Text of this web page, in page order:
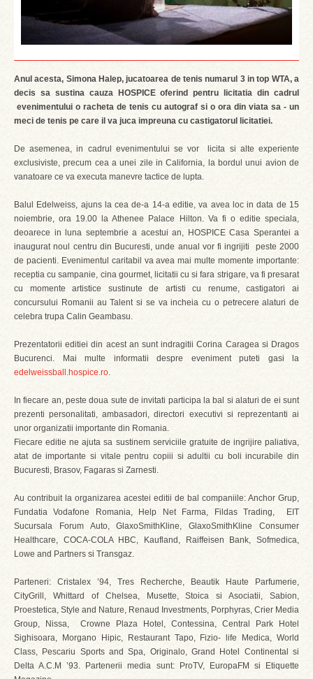
Anul acesta, Simona Halep, jucatoarea de tenis numarul 3 in top WTA, a
decis sa sustina cauza HOSPICE oferind pentru licitatia din cadrul
evenimentului o racheta de tenis cu autograf si o ora din viata sa - un
meci de tenis pe care il va juca impreuna cu castigatorul licitatiei.
De asemenea, in cadrul evenimentului se vor licita si alte experiente
exclusiviste, precum cea a unei zile in California, la bordul unui avion de
vanatoare ce va executa manevre tactice de lupta.
Balul Edelweiss, ajuns la cea de-a 14-a editie, va avea loc in data de 15
noiembrie, ora 19.00 la Athenee Palace Hilton. Va fi o editie speciala,
deoarece in luna septembrie a acestui an, HOSPICE Casa Sperantei a
inaugurat noul centru din Bucuresti, unde anual vor fi ingrijiti peste 2000
de pacienti. Evenimentul caritabil va avea mai multe momente importante:
receptia cu sampanie, cina gourmet, licitatii cu si fara strigare, va fi presarat
cu momente artistice sustinute de artisti cu renume, castigatori ai
concursului Romanii au Talent si se va incheia cu o petrecere alaturi de
celebra trupa Calin Geambasu.
Prezentatorii editiei din acest an sunt indragitii Corina Caragea si Dragos
Bucurenci. Mai multe informatii despre eveniment puteti gasi la
edelweissball.hospice.ro.
In fiecare an, peste doua sute de invitati participa la bal si alaturi de ei sunt
prezenti personalitati, ambasadori, directori executivi si reprezentanti ai
unor organizatii importante din Romania.
Fiecare editie ne ajuta sa sustinem serviciile gratuite de ingrijire paliativa,
atat de importante si vitale pentru copiii si adultii cu boli incurabile din
Bucuresti, Brasov, Fagaras si Zarnesti.
Au contribuit la organizarea acestei editii de bal companiile: Anchor Grup,
Fundatia Vodafone Romania, Help Net Farma, Fildas Trading, EIT
Sucursala Forum Auto, GlaxoSmithKline, GlaxoSmithKline Consumer
Healthcare, COCA-COLA HBC, Kaufland, Raiffeisen Bank, Sofmedica,
Lowe and Partners si Transgaz.
Parteneri: Cristalex ’94, Tres Recherche, Beautik Haute Parfumerie,
CityGrill, Whittard of Chelsea, Musette, Stoica si Asociatii, Sabion,
Proestetica, Style and Nature, Renaud Investments, Porphyras, Crier Media
Group, Nissa, Crowne Plaza Hotel, Contessina, Central Park Hotel
Sighisoara, Morgano Hipic, Restaurant Tapo, Fizio- life Medica, World
Class, Pescariu Sports and Spa, Originalo, Grand Hotel Continental si
Delta A.C.M ’93. Partenerii media sunt: ProTV, EuropaFM si Etiquette